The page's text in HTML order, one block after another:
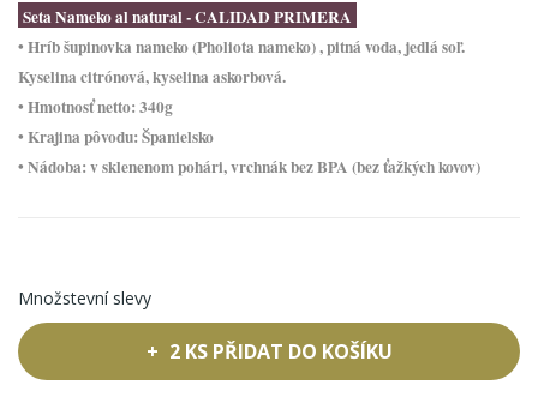
Seta Nameko al natural - CALIDAD PRIMERA
• Hríb šupinovka nameko (Pholiota nameko) , pitná voda, jedlá soľ.
Kyselina citrónová, kyselina askorbová.
• Hmotnosť netto: 340g
• Krajina pôvodu: Španielsko
• Nádoba: v sklenenom pohári, vrchnák bez BPA (bez ťažkých kovov)
Množstevní slevy
2 KS PŘIDAT DO KOŠÍKU